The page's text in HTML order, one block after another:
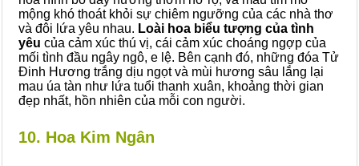
mộng khó thoát khỏi sự chiêm ngưỡng của các nhà thơ
và đôi lứa yêu nhau. Loài hoa biểu tượng của tình
yêu của cảm xúc thú vị, cái cảm xúc choáng ngợp của
mối tình đầu ngây ngô, e lệ. Bên cạnh đó, những đóa Tử
Đinh Hương trắng dịu ngọt và mùi hương sâu lắng lại
mau úa tàn như lứa tuổi thanh xuân, khoảng thời gian
đẹp nhất, hồn nhiên của mỗi con người.
10. Hoa Kim Ngân